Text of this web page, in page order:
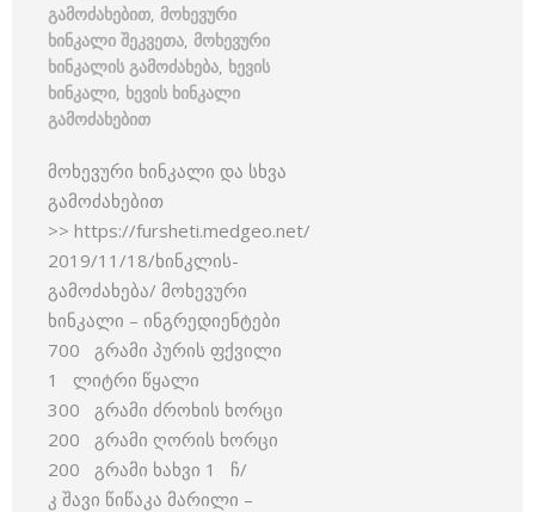
გამოძახებით, მოხევური
ხინკალი შეკვეთა, მოხევური
ხინკალის გამოძახება, ხევის
ხინკალი, ხევის ხინკალი
გამოძახებით
მოხევური ხინკალი და სხვა
გამოძახებით
>> https://fursheti.medgeo.net/
2019/11/18/ხინკლის-
გამოძახება/ მოხევური
ხინკალი – ინგრედიენტები
700 გრამი პურის ფქვილი
1 ლიტრი წყალი
300 გრამი ძროხის ხორცი
200 გრამი ღორის ხორცი
200 გრამი ხახვი 1 ჩ/
კ შავი წიწაკა მარილი –